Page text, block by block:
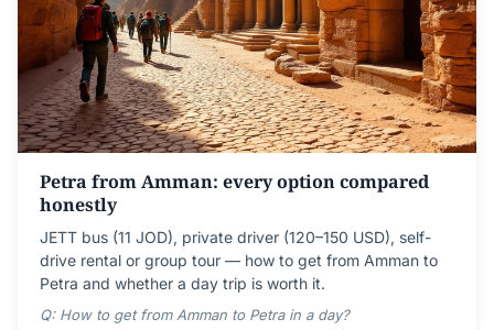
Petra from Amman: every option compared
honestly
JETT bus (11 JOD), private driver (120–150 USD), self-
drive rental or group tour — how to get from Amman to
Petra and whether a day trip is worth it.
Q: How to get from Amman to Petra in a day?